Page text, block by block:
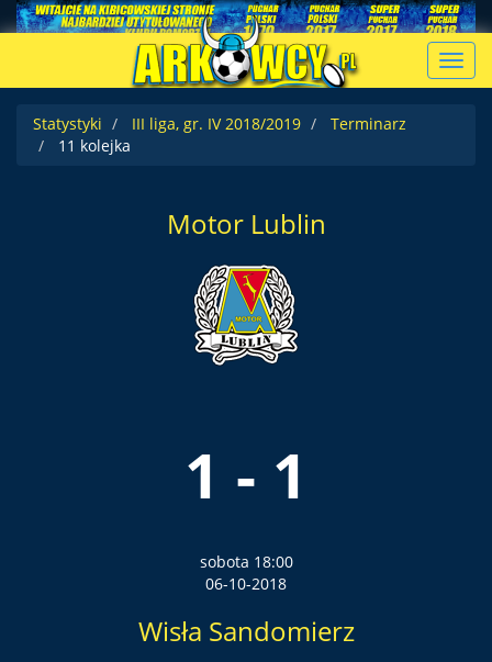
Statystyki
III liga, gr. IV 2018/2019
Terminarz
11 kolejka
Motor Lublin
1 - 1
sobota 18:00
06-10-2018
Wisła Sandomierz